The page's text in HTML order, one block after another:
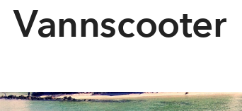
Vannscooter